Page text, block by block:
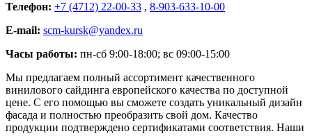
Телефон: +7 (4712) 22-00-33 , 8-903-633-10-00
E-mail: scm-kursk@yandex.ru
Часы работы: пн-сб 9:00-18:00; вс 09:00-15:00
Мы предлагаем полный ассортимент качественного
винилового сайдинга европейского качества по доступной
цене. С его помощью вы сможете создать уникальный дизайн
фасада и полностью преобразить свой дом. Качество
продукции подтверждено сертификатами соответствия. Наши